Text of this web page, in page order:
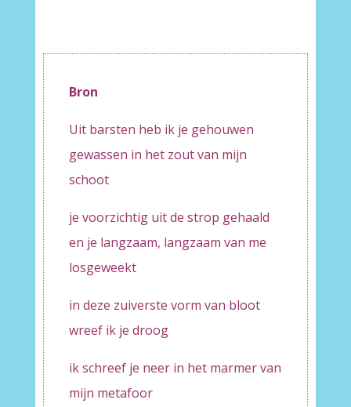
Bron
Uit barsten heb ik je gehouwen
gewassen in het zout van mijn
schoot
je voorzichtig uit de strop gehaald
en je langzaam, langzaam van me
losgeweekt
in deze zuiverste vorm van bloot
wreef ik je droog
ik schreef je neer in het marmer van
mijn metafoor